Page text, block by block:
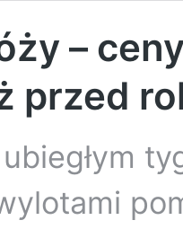
–
przed